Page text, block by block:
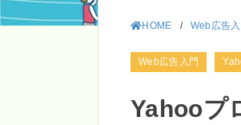
HOME / Web広告
Web広告入門
Yahooプ